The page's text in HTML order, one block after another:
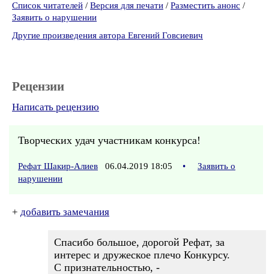
Список читателей / Версия для печати / Разместить анонс /
Заявить о нарушении
Другие произведения автора Евгений Говсиевич
Рецензии
Написать рецензию
Творческих удач участникам конкурса!
Рефат Шакир-Алиев 06.04.2019 18:05 •
Заявить о
нарушении
+ добавить замечания
Спасибо большое, дорогой Рефат, за
интерес и дружеское плечо Конкурсу.
С признательностью, -